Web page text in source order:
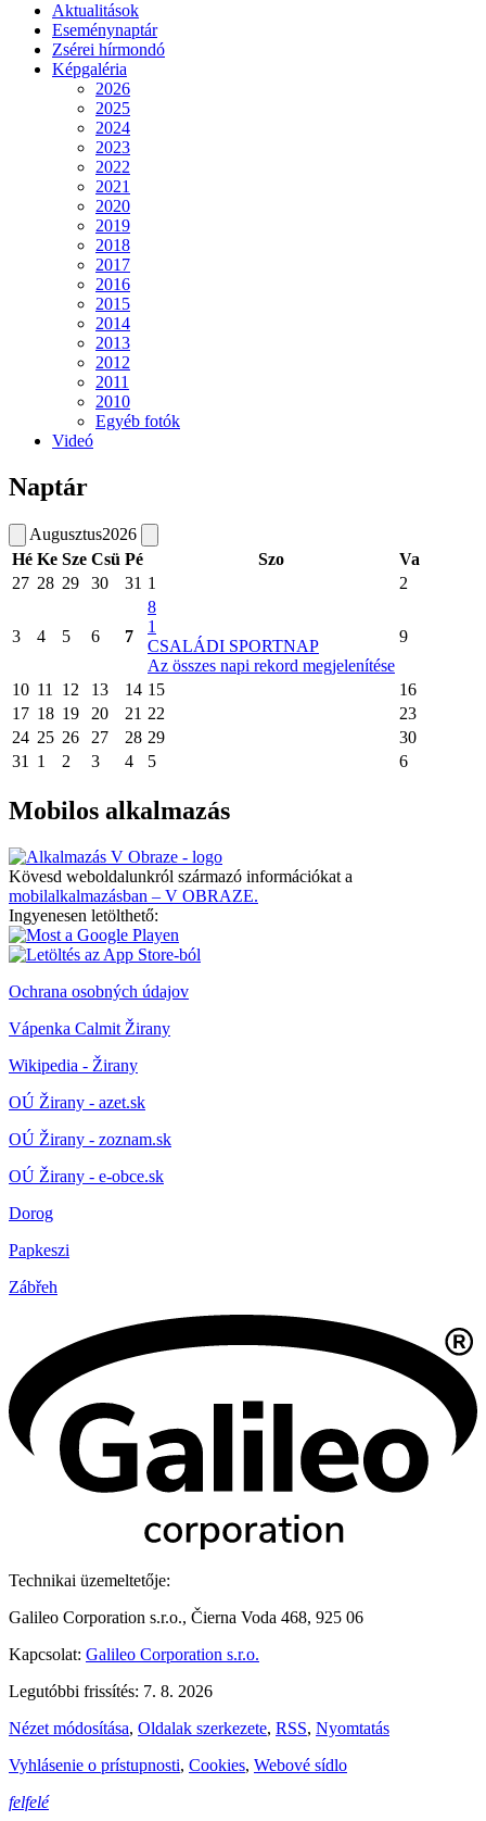
Aktualitások
Eseménynaptár
Zsérei hírmondó
Képgaléria
2026
2025
2024
2023
2022
2021
2020
2019
2018
2017
2016
2015
2014
2013
2012
2011
2010
Egyéb fotók
Videó
Naptár
Augusztus2026
Hé Ke Sze Csü Pé Szo
Va
27 28 29 30 31 1 2
3 4 5 6 7
8
1
CSALÁDI SPORTNAP
Az összes napi rekord megjelenítése
9
10 11 12 13 14 15
16
17 18 19 20 21 22
23
24 25 26 27 28 29
30
31
1 2 3 4 5 6
Mobilos alkalmazás
Kövesd weboldalunkról származó információkat a
mobilalkalmazásban – V OBRAZE.
Ingyenesen letölthető:
Ochrana osobných údajov
Vápenka Calmit Žirany
Wikipedia - Žirany
OÚ Žirany - azet.sk
OÚ Žirany - zoznam.sk
OÚ Žirany - e-obce.sk
Dorog
Papkeszi
Zábřeh
Technikai üzemeltetője:
Galileo Corporation s.r.o., Čierna Voda 468, 925 06
Kapcsolat: Galileo Corporation s.r.o.
Legutóbbi frissítés: 7. 8. 2026
Nézet módosítása, Oldalak szerkezete, RSS, Nyomtatás
Vyhlásenie o prístupnosti, Cookies, Webové sídlo
felfelé